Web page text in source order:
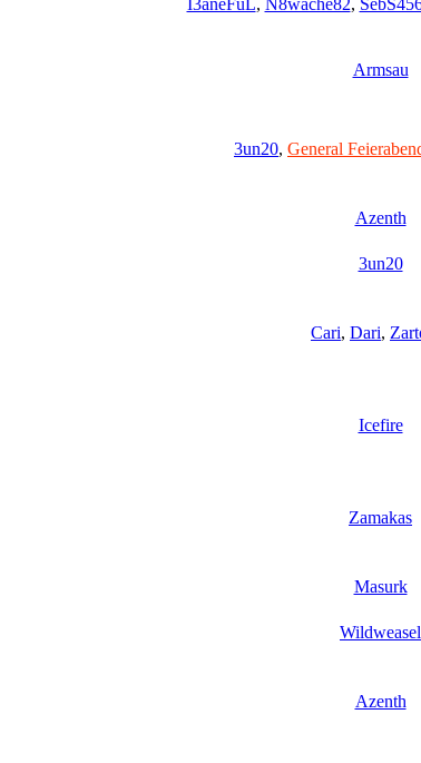
Armsau
3un20, General
Azenth
3un20
Cari, Dari,
Icefire
Zamakas
Masurk
Wildweasel
Azenth